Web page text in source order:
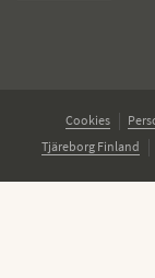
Cookies
Tjäreborg Finland